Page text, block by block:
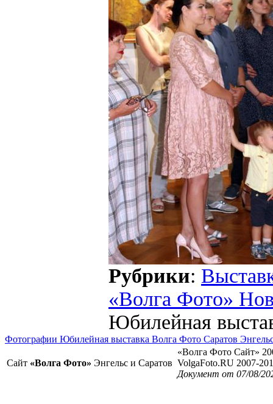
Рубрики:
«Волга Фото»
Юбилейная
Фотографии Юбилейная выставка Волга Фото Саратов
Сайт «Волга Фото» Энгельс и Саратов
«Волга Фото Сайт»
VolgaFoto.RU 2007-
Документ от 07/08/